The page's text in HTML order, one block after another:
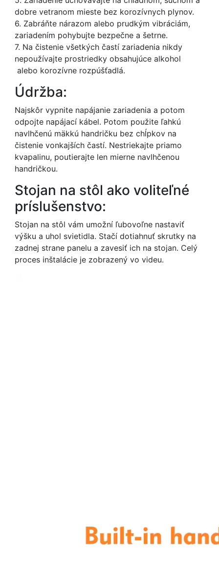
dobre vetranom mieste bez korozívnych plynov.
6. Zabráňte nárazom alebo prudkým vibráciám,
zariadením pohybujte bezpečne a šetrne.
7. Na čistenie všetkých častí zariadenia nikdy
nepoužívajte prostriedky obsahujúce alkohol
alebo korozívne rozpúšťadlá.
Údržba:
Najskôr vypnite napájanie zariadenia a potom
odpojte napájací kábel. Potom použite ľahkú
navlhčenú mäkkú handričku bez chĺpkov na
čistenie vonkajších častí. Nestriekajte priamo
kvapalinu, poutierajte len mierne navlhčenou
handričkou.
Stojan na stôl ako voliteľné
príslušenstvo:
Stojan na stôl vám umožní ľubovoľne nastaviť
výšku a uhol svietidla. Stačí dotiahnuť skrutky na
zadnej strane panelu a zavesiť ich na stojan. Celý
proces inštalácie je zobrazený vo videu.